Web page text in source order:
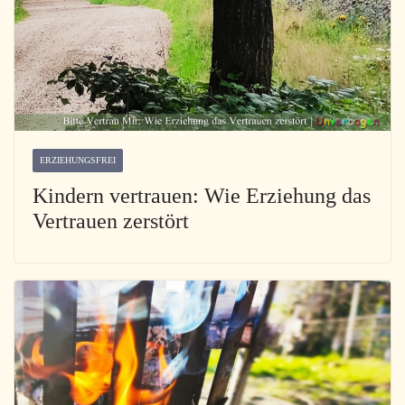
ERZIEHUNGSFREI
Kindern vertrauen: Wie Erziehung das
Vertrauen zerstört